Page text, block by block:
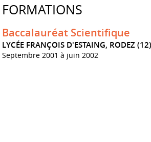
FORMATIONS
Baccalauréat Scientifique
LYCÉE FRANÇOIS D'ESTAING, RODEZ (12)
Septembre 2001 à juin 2002